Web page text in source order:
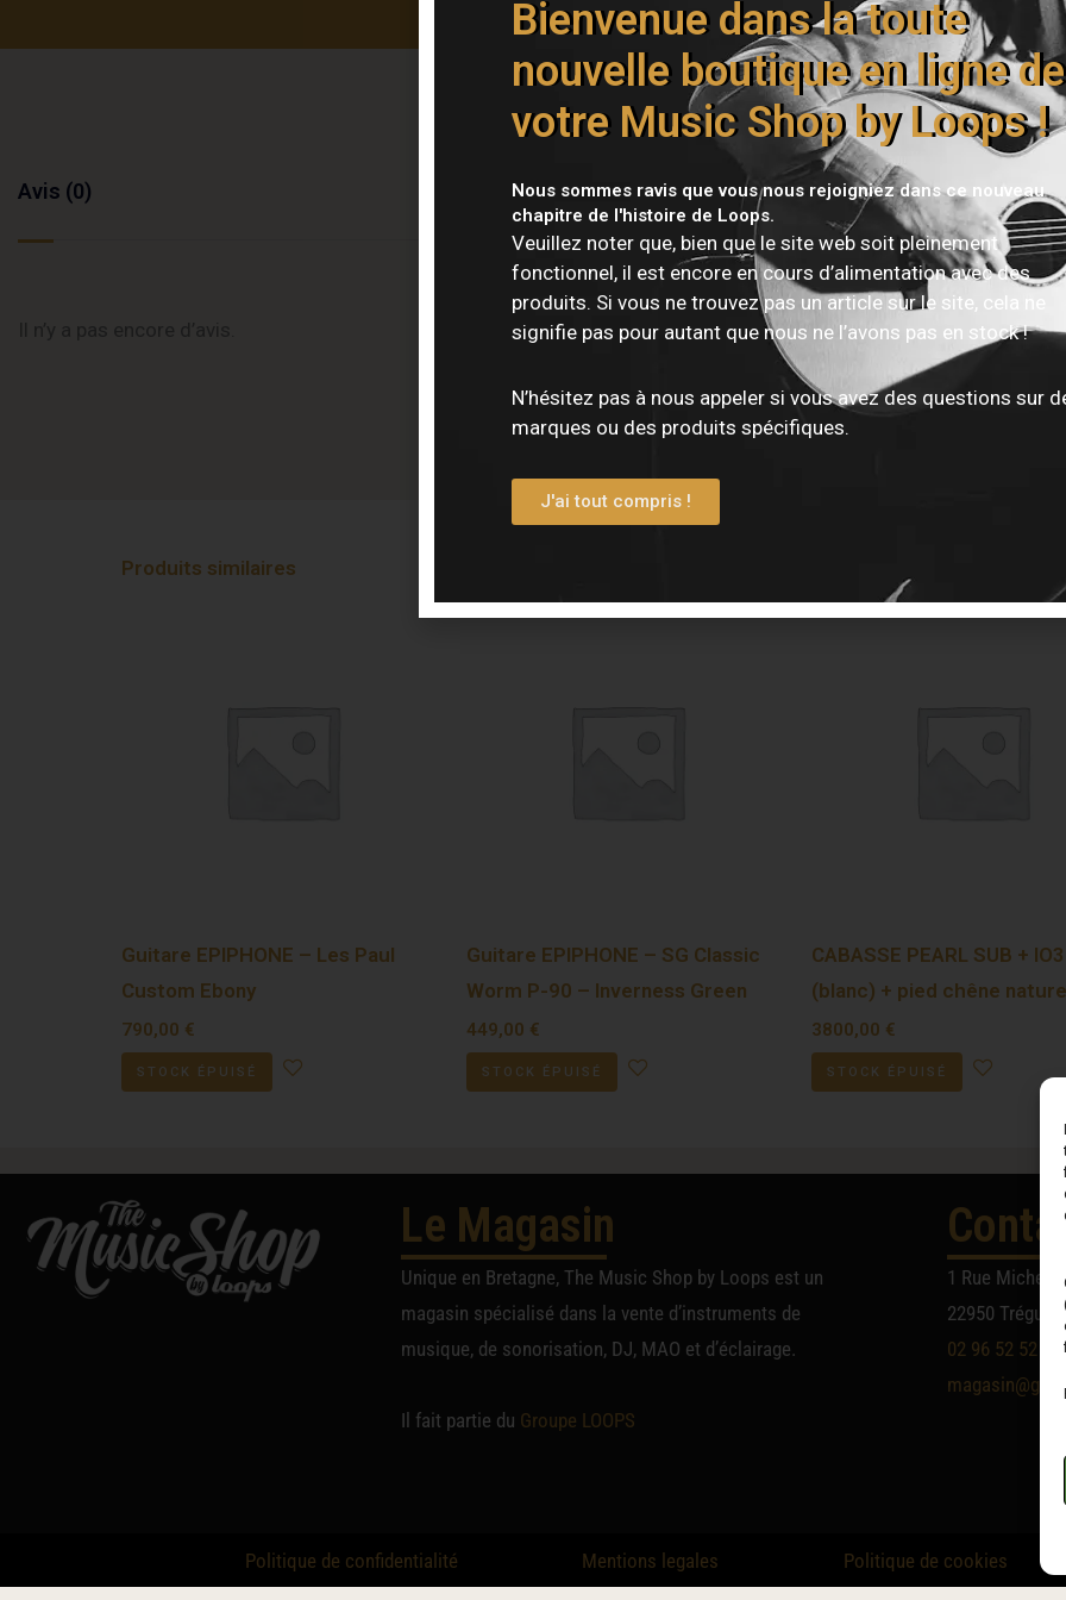
Livraison offerte dès 150€
Avis (0)
Vous devez êtreconnectépour publier un avis.
Produits similaires
Guitare EPIPHONE – Les Paul
Custom Ebony
790,00 €
STOCK ÉPUISÉ
Guitare EPIPHONE – SG Classic
Worm P-90 – Inverness Green
449,00 €
STOCK ÉPUISÉ
CABASSE PEARL SUB + IO3
(blanc) + pied chêne
3800,00 €
STOCK ÉPUISÉ
Le Magasin
Unique en Bretagne, The Music Shop by Loops est un
magasin spécialisé dans la vente d’instruments de
musique, de sonorisation, DJ, MAO et d’éclairage.
Il fait partie du Groupe LOOPS
1 Rue Michel
22950
02 96 52 52 52
Politique de confidentialité Mentions legales Politique de cookies
Bienvenue dans la toute
nouvelle boutique en ligne de
votre Music Shop by Loops !
Nous sommes ravis que vous nous rejoigniez dans ce nouveau
chapitre de l'histoire de Loops.
Veuillez noter que, bien que le site web soit pleinement
fonctionnel, il est encore en cours d’alimentation avec des
produits. Si vous ne trouvez pas un article sur le site, cela ne
signifie pas pour autant que nous ne l’avons pas en stock !
N’hésitez pas à nous appeler si vous avez des questions sur
marques ou des produits spécifiques.
J'ai tout compris !